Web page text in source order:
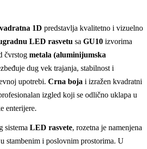
1D predstavlja kvalitetno i vizuelno
LED rasvetu sa GU10 izvorima
čvrstog metala (aluminijumska
dug vek trajanja, stabilnost i
upotrebi. Crna boja i izražen kvadratni
izgled koji se odlično uklapa u
enterijere.
sistema LED rasvete, rozetna je namenjena
stambenim i poslovnim prostorima. U